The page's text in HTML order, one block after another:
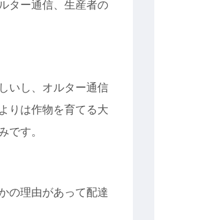
ター通信、生産者の
いし、オルター通信
りは作物を育てる大
です。
の理由があって配達